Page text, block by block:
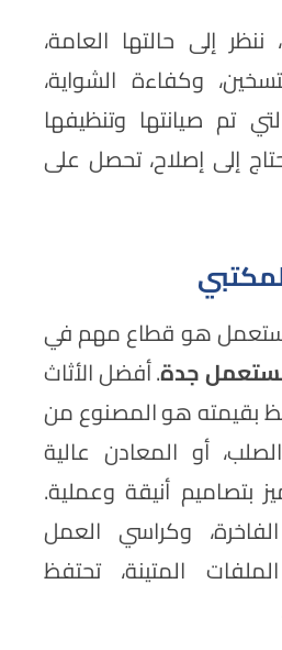
ننظر إلى حالتها العامة،
وكفاءة الشواية،
تم صيانتها وتنظيفها
إلى إصلاح، تحصل على
هو قطاع مهم في
جدة. أفضل الأثاث
بقيمته هو المصنوع من
أو المعادن عالية
بتصاميم أنيقة وعملية.
الفاخرة، وكراسي العمل
المتينة، تحتفظ